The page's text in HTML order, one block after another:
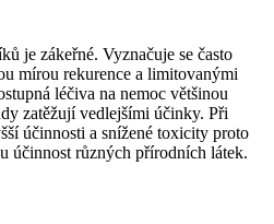
je zákeřné. Vyznačuje se často
mírou rekurence a limitovanými
léčiva na nemoc většinou
zatěžují vedlejšími účinky. Při
účinnosti a snížené toxicity proto
účinnost různých přírodních látek.